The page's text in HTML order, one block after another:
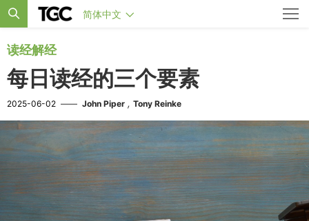
简体中文
读经解经
每日读经的三个要素
2025-06-02 —— John Piper , Tony Reinke